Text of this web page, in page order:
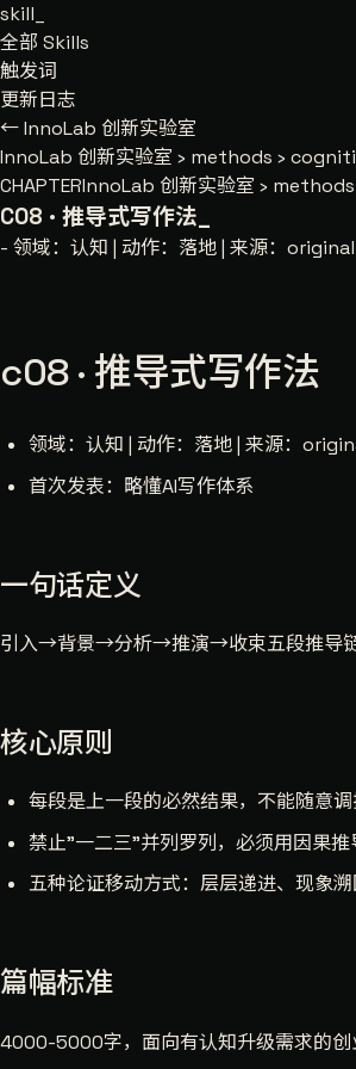
skill
全部 Skills
触发词
更新日志
← InnoLab 创新实验室
InnoLab 创新实验室 › methods ›
CHAPTERInnoLab 创新实验室 ›
C08 · 推导式写作法
- 领域：认知 | 动作：落地 | 来源：
c08 · 推导式写作法
领域：认知 | 动作：落地 | 来源：
首次发表：略懂AI写作体系
一句话定义
引入→背景→分析→推演→收束五段推导链
核心原则
每段是上一段的必然结果，不能随意
禁止"一二三"并列罗列，必须用因果推
五种论证移动方式：层层递进、现象
篇幅标准
4000-5000字，面向有认知升级需求的创